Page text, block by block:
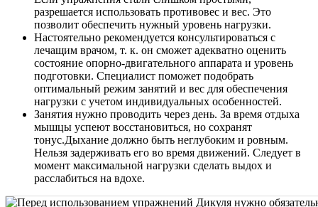
разрешается использовать противовес и вес. Это
позволит обеспечить нужный уровень нагрузки.
Настоятельно рекомендуется консультироваться с
лечащим врачом, т. к. он сможет адекватно оценить
состояние опорно-двигательного аппарата и уровень
подготовки. Специалист поможет подобрать
оптимальный режим занятий и вес для обеспечения
нагрузки с учетом индивидуальных особенностей.
Занятия нужно проводить через день. За время отдыха
мышцы успеют восстановиться, но сохранят
тонус.Дыхание должно быть неглубоким и ровным.
Нельзя задерживать его во время движений. Следует в
момент максимальной нагрузки сделать выдох и
расслабиться на вдохе.